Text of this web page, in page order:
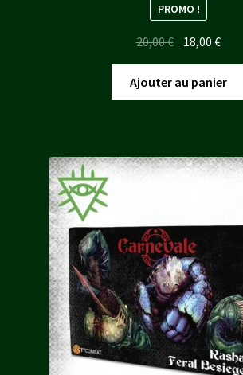
PROMO !
20,00€ Le
initial
était :
18,00€Le
est :
Ajouter au panier